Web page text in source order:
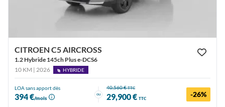
CITROEN C5 AIRCROSS
1.2 Hybride 145ch Plus e-DCS6
10 KM | 2026
HYBRIDE
LOA sans apport dès
394 €/mois
ou
40,560 €TTC
29,900 € TTC -26%